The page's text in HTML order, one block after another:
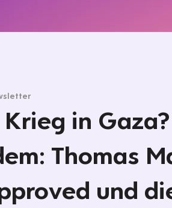
in Gaza?
Thomas
und